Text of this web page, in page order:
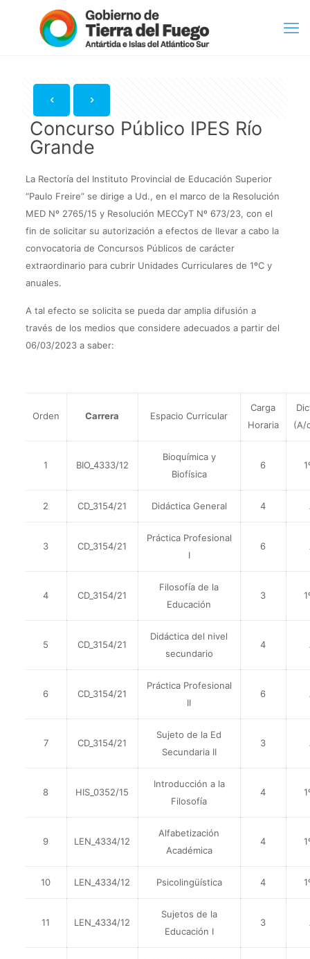
Concurso Público IPES Río
Grande
La Rectoría del Instituto Provincial de Educación Superior
“Paulo Freire” se dirige a Ud., en el marco de la Resolución
MED Nº 2765/15 y Resolución MECCyT Nº 673/23, con el
fin de solicitar su autorización a efectos de llevar a cabo la
convocatoria de Concursos Públicos de carácter
extraordinario para cubrir Unidades Curriculares de 1ºC y
anuales.
A tal efecto se solicita se pueda dar amplia difusión a
través de los medios que considere adecuados a partir del
06/03/2023 a saber:
Orden Carrera Espacio Curricular
Carga
Horaria
(A/
1 BIO_4333/12
Bioquímica y
Biofísica
6
2 CD_3154/21 Didáctica General 4
3 CD_3154/21
Práctica Profesional
I
6
4 CD_3154/21
Filosofía de la
Educación
3
5 CD_3154/21
Didáctica del nivel
secundario
4
6 CD_3154/21
Práctica Profesional
II
6
7 CD_3154/21
Sujeto de la Ed
Secundaria II
3
8 HIS_0352/15
Introducción a la
Filosofía
4
9 LEN_4334/12
Alfabetización
Académica
4
10 LEN_4334/12 Psicolingüística 4
11 LEN_4334/12
Sujetos de la
Educación I
3